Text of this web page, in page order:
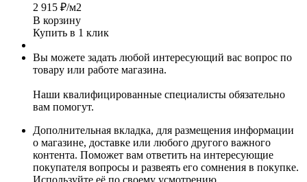
2 915 ₽/м2
В корзину
Купить в 1 клик
Вы можете задать любой интересующий вас вопрос по
товару или работе магазина.
Наши квалифицированные специалисты обязательно
вам помогут.
Дополнительная вкладка, для размещения информации
о магазине, доставке или любого другого важного
контента. Поможет вам ответить на интересующие
покупателя вопросы и развеять его сомнения в покупке.
Используйте её по своему усмотрению.